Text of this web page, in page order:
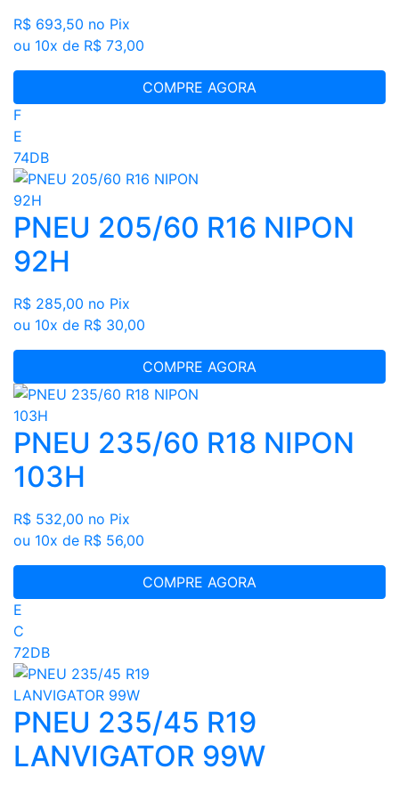
R$ 693,50 no Pix
ou 10x de R$ 73,00
COMPRE AGORA
F
E
74DB
PNEU 205/60 R16 NIPON
92H
R$ 285,00 no Pix
ou 10x de R$ 30,00
COMPRE AGORA
PNEU 235/60 R18 NIPON
103H
R$ 532,00 no Pix
ou 10x de R$ 56,00
COMPRE AGORA
E
C
72DB
PNEU 235/45 R19
LANVIGATOR 99W